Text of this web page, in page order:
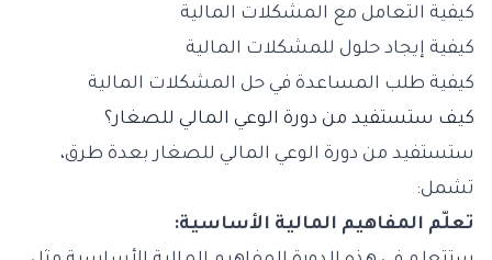
كيفية التعامل مع المشكلات المالية
كيفية إيجاد حلول للمشكلات المالية
كيفية طلب المساعدة في حل المشكلات المالية
كيف ستستفيد من دورة الوعي المالي للصغار؟
ستستفيد من دورة الوعي المالي للصغار بعدة طرق،
تشمل:
تعلّم المفاهيم المالية الأساسية: